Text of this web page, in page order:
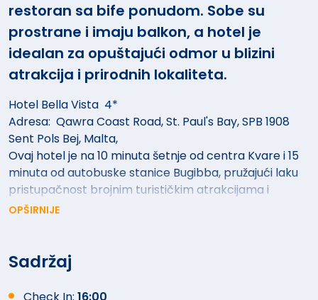
restoran sa bife ponudom. Sobe su
prostrane i imaju balkon, a hotel je
idealan za opuštajući odmor u blizini
atrakcija i prirodnih lokaliteta.
Hotel Bella Vista 4*
Adresa: Qawra Coast Road, St. Paul's Bay, SPB 1908
Sent Pols Bej, Malta,
Ovaj hotel je na 10 minuta šetnje od centra Kvare i 15
minuta od autobuske stanice Bugibba, pružajući laku
pristupačnost brojnim turističkim atrakcijama i
mestima za zabavu. Hotel je udaljen svega 20 km od
su Akvarijum Malta i brojne plaže lako dostupni. Za
ljubitelje istorije, Domvs Romana i Nacionalni muzej
arheologije nalaze se na kratkoj vožnji autobusom,
OPŠIRNIJE
Sadržaj